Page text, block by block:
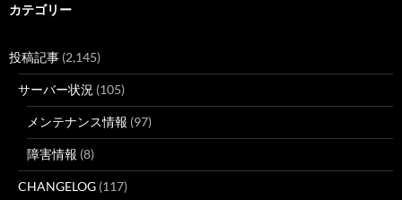
カテゴリー
投稿記事 (2,145)
サーバー状況 (105)
メンテナンス情報 (97)
障害情報 (8)
CHANGELOG (117)